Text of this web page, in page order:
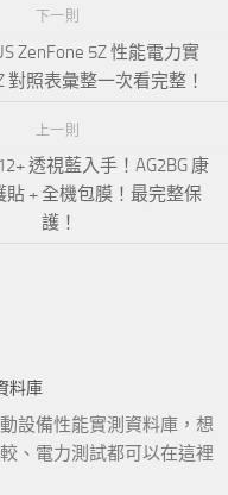
下一則
ZenFone 5Z 性能電力實
對照表彙整一次看完整！
上一則
透視藍入手！AG2BG 康
貼 + 全機包膜！最完整保
護！
料庫
設備性能實測資料庫，想
、電力測試都可以在這裡